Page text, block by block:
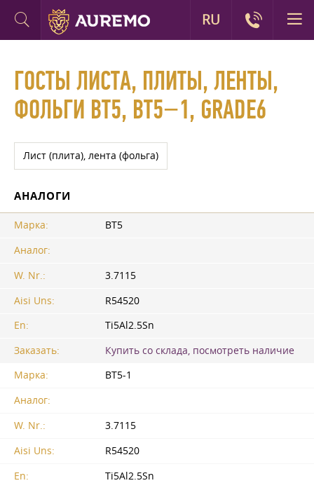
ГОСТЫ ЛИСТА, ПЛИТЫ, ЛЕНТЫ,
ФОЛЬГИ ВТ5, ВТ5−1, GRADE6
Лист (плита), лента (фольга)
АНАЛОГИ
Марка:
ВТ5
Аналог:
W. Nr.:
3.7115
Aisi Uns:
R54520
En:
Ti5Al2.5Sn
Заказать:
Купить со склада, посмотреть наличие
Марка:
ВТ5-1
Аналог:
W. Nr.:
3.7115
Aisi Uns:
R54520
En:
Ti5Al2.5Sn
RU